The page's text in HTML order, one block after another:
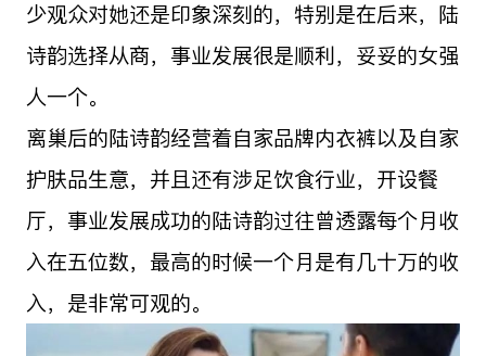
少观众对她还是印象深刻的，特别是在后来，陆
诗韵选择从商，事业发展很是顺利，妥妥的女强
人一个。
离巢后的陆诗韵经营着自家品牌内衣裤以及自家
护肤品生意，并且还有涉足饮食行业，开设餐
厅，事业发展成功的陆诗韵过往曾透露每个月收
入在五位数，最高的时候一个月是有几十万的收
入，是非常可观的。